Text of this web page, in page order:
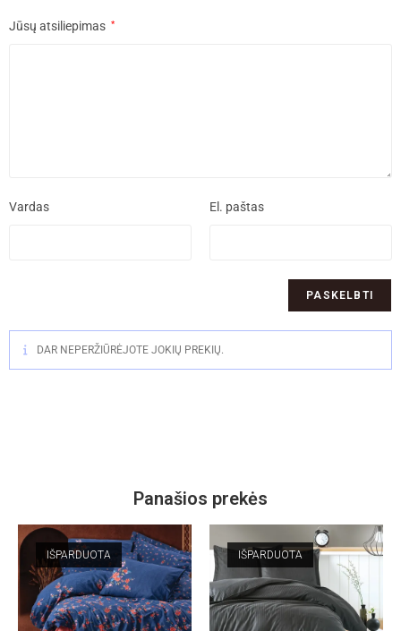
Jūsų atsiliepimas *
Vardas El. paštas
DAR NEPERŽIŪRĖJOTE JOKIŲ PREKIŲ.
Panašios prekės
IŠPARDUOTA IŠPARDUOTA